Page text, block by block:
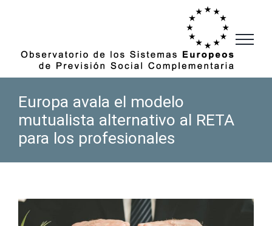
Europa avala el modelo
mutualista alternativo al RETA
para los profesionales
Ver
imagen